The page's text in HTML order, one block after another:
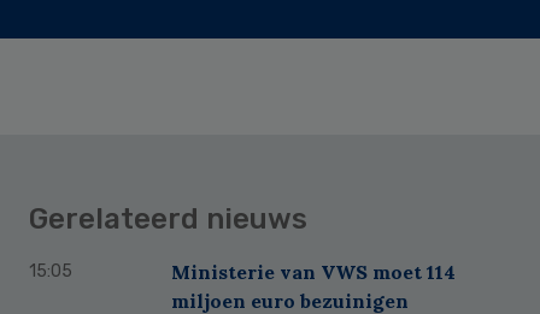
Gerelateerd nieuws
15:05
Ministerie van VWS moet 114
miljoen euro bezuinigen